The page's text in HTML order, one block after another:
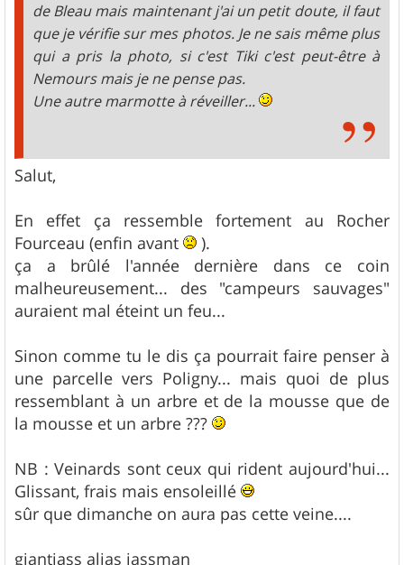
de Bleau mais maintenant j'ai un petit doute, il faut
que je vérifie sur mes photos. Je ne sais même plus
qui a pris la photo, si c'est Tiki c'est peut-être à
Nemours mais je ne pense pas.
Une autre marmotte à réveiller...
Salut,
En effet ça ressemble fortement au Rocher
Fourceau (enfin avant
).
ça a brûlé l'année dernière dans ce coin
malheureusement... des "campeurs sauvages"
auraient mal éteint un feu...
Sinon comme tu le dis ça pourrait faire penser à
une parcelle vers Poligny... mais quoi de plus
ressemblant à un arbre et de la mousse que de
la mousse et un arbre ???
NB : Veinards sont ceux qui rident aujourd'hui...
Glissant, frais mais ensoleillé
sûr que dimanche on aura pas cette veine....
giantjass alias jassman